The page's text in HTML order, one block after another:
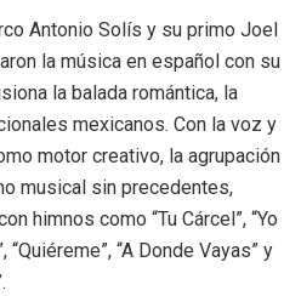
Antonio Solís y su primo Joel
la música en español con su
la balada romántica, la
mexicanos. Con la voz y
motor creativo, la agrupación
musical sin precedentes,
himnos como “Tu Cárcel”, “Yo
“Quiéreme”, “A Donde Vayas” y